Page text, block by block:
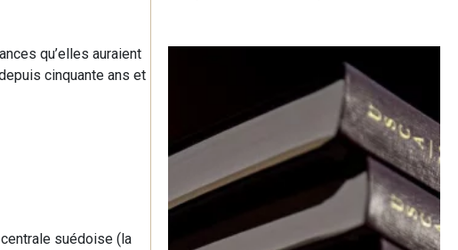
qu’elles auraient
cinquante ans et
suédoise (la